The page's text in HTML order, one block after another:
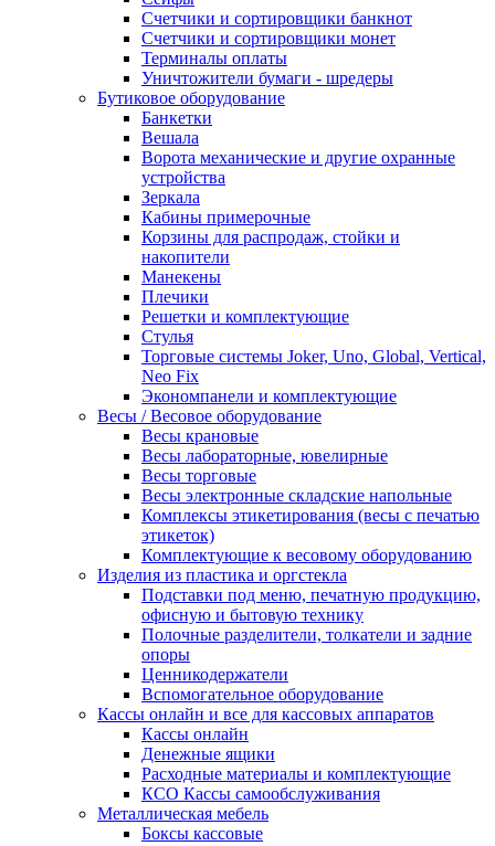
Счетчики и сортировщики банкнот
Счетчики и сортировщики монет
Терминалы оплаты
Уничтожители бумаги - шредеры
Бутиковое оборудование
Банкетки
Вешала
Ворота механические и другие охранные
устройства
Зеркала
Кабины примерочные
Корзины для распродаж, стойки и
накопители
Манекены
Плечики
Решетки и комплектующие
Стулья
Торговые системы Joker, Uno, Global, Vertical,
Neo Fix
Экономпанели и комплектующие
Весы / Весовое оборудование
Весы крановые
Весы лабораторные, ювелирные
Весы торговые
Весы электронные складские напольные
Комплексы этикетирования (весы с печатью
этикеток)
Комплектующие к весовому оборудованию
Изделия из пластика и оргстекла
Подставки под меню, печатную продукцию,
офисную и бытовую технику
Полочные разделители, толкатели и задние
опоры
Ценникодержатели
Вспомогательное оборудование
Кассы онлайн и все для кассовых аппаратов
Кассы онлайн
Денежные ящики
Расходные материалы и комплектующие
КСО Кассы самообслуживания
Металлическая мебель
Боксы кассовые